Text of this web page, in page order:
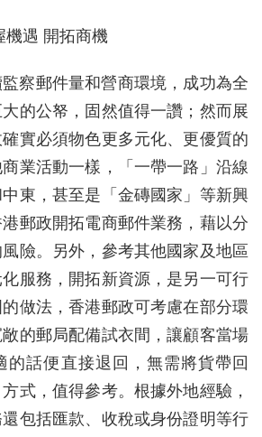
機遇 開拓商機
察郵件量和營商環境，成功為全
的公帑，固然值得一讚；然而展
實必須物色更多元化、更優質的
業活動一樣，「一帶一路」沿線
東，甚至是「金磚國家」等新興
郵政開拓電商郵件業務，藉以分
險。另外，參考其他國家及地區
服務，開拓新資源，是另一可行
做法，香港郵政可考慮在部分環
的郵局配備試衣間，讓顧客當場
的話便直接退回，無需將貨帶回
式，值得參考。根據外地經驗，
包括匯款、收稅或身份證明等行